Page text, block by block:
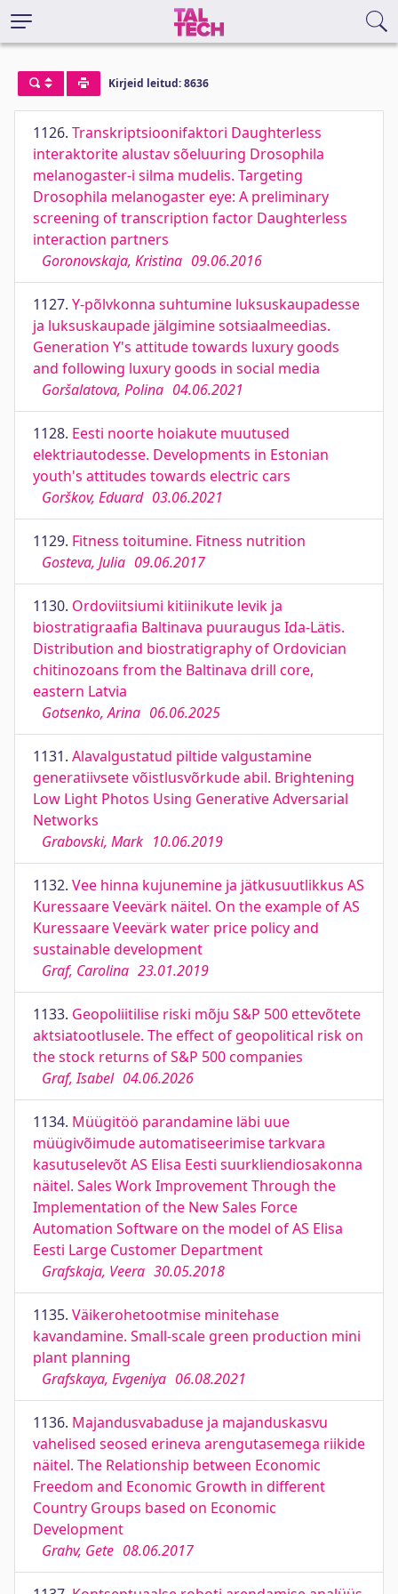
Kirjeid leitud: 8636
1126. Transkriptsioonifaktori Daughterless
interaktorite alustav sõeluuring Drosophila
melanogaster-i silma mudelis. Targeting
Drosophila melanogaster eye: A preliminary
screening of transcription factor Daughterless
interaction partners
Goronovskaja, Kristina 09.06.2016
1127. Y-põlvkonna suhtumine luksuskaupadesse
ja luksuskaupade jälgimine sotsiaalmeedias.
Generation Y's attitude towards luxury goods
and following luxury goods in social media
Goršalatova, Polina 04.06.2021
1128. Eesti noorte hoiakute muutused
elektriautodesse. Developments in Estonian
youth's attitudes towards electric cars
Gorškov, Eduard 03.06.2021
1129. Fitness toitumine. Fitness nutrition
Gosteva, Julia 09.06.2017
1130. Ordoviitsiumi kitiinikute levik ja
biostratigraafia Baltinava puuraugus Ida-Lätis.
Distribution and biostratigraphy of Ordovician
chitinozoans from the Baltinava drill core,
eastern Latvia
Gotsenko, Arina 06.06.2025
1131. Alavalgustatud piltide valgustamine
generatiivsete võistlusvõrkude abil. Brightening
Low Light Photos Using Generative Adversarial
Networks
Grabovski, Mark 10.06.2019
1132. Vee hinna kujunemine ja jätkusuutlikkus AS
Kuressaare Veevärk näitel. On the example of AS
Kuressaare Veevärk water price policy and
sustainable development
Graf, Carolina 23.01.2019
1133. Geopoliitilise riski mõju S&P 500 ettevõtete
aktsiatootlusele. The effect of geopolitical risk on
the stock returns of S&P 500 companies
Graf, Isabel 04.06.2026
1134. Müügitöö parandamine läbi uue
müügivõimude automatiseerimise tarkvara
kasutuselevõt AS Elisa Eesti suurkliendiosakonna
näitel. Sales Work Improvement Through the
Implementation of the New Sales Force
Automation Software on the model of AS Elisa
Eesti Large Customer Department
Grafskaja, Veera 30.05.2018
1135. Väikerohetootmise minitehase
kavandamine. Small-scale green production mini
plant planning
Grafskaya, Evgeniya 06.08.2021
1136. Majandusvabaduse ja majanduskasvu
vahelised seosed erineva arengutasemega riikide
näitel. The Relationship between Economic
Freedom and Economic Growth in different
Country Groups based on Economic
Development
Grahv, Gete 08.06.2017